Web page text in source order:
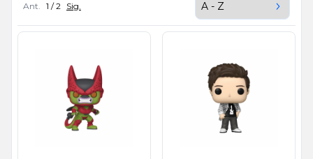
Ant. 1 / 2 Sig.